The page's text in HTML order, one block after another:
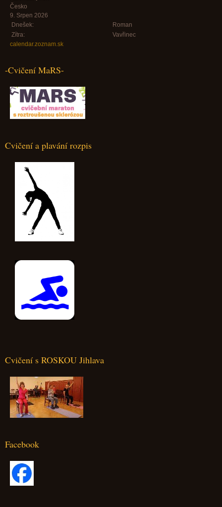
Česko
9. Srpen 2026
Dnešek:
Roman
Zítra:
Vavřinec
calendar.zoznam.sk
-Cvičení MaRS-
Cvičení a plavání rozpis
Cvičení s ROSKOU Jihlava
Facebook